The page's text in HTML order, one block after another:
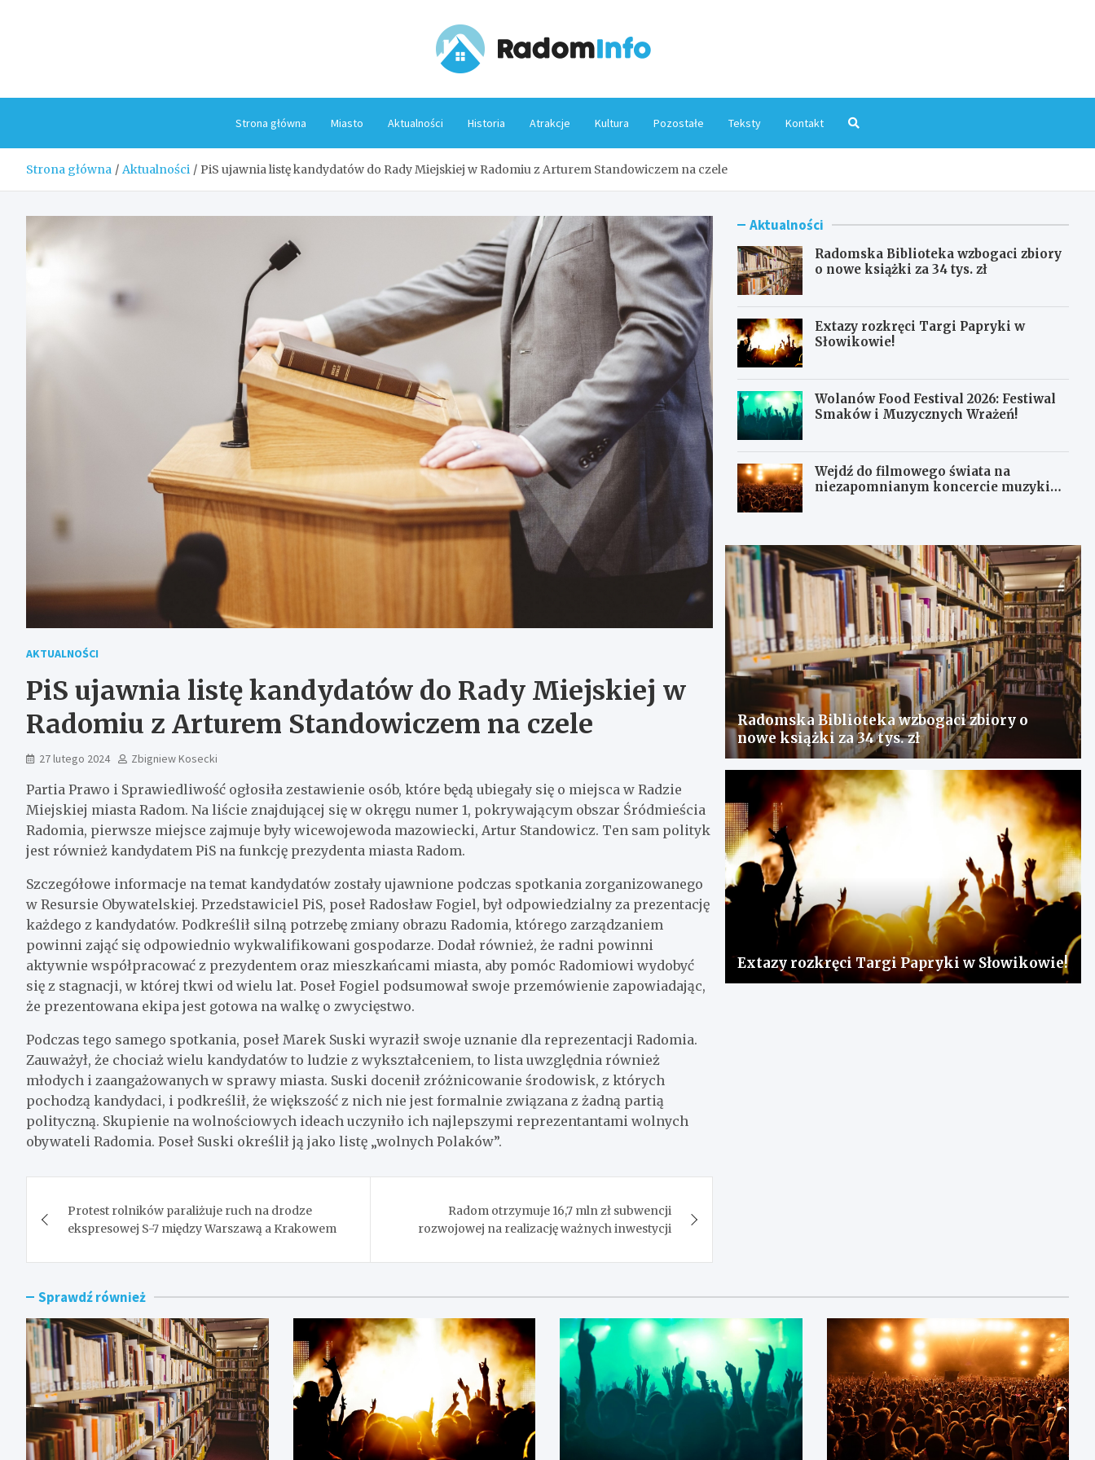
Strona główna Miasto Aktualności Historia Atrakcje Kultura Pozostałe Teksty Kontakt
Strona główna Aktualności PiS ujawnia listę kandydatów do Rady Miejskiej w Radomiu z Arturem Standowiczem na czele
AKTUALNOŚCI
PiS ujawnia listę kandydatów do Rady Miejskiej w
Radomiu z Arturem Standowiczem na czele
27 lutego 2024 Zbigniew Kosecki
Partia Prawo i Sprawiedliwość ogłosiła zestawienie osób, które będą ubiegały się o miejsca w Radzie
Miejskiej miasta Radom. Na liście znajdującej się w okręgu numer 1, pokrywającym obszar Śródmieścia
Radomia, pierwsze miejsce zajmuje były wicewojewoda mazowiecki, Artur Standowicz. Ten sam polityk
jest również kandydatem PiS na funkcję prezydenta miasta Radom.
Szczegółowe informacje na temat kandydatów zostały ujawnione podczas spotkania zorganizowanego
w Resursie Obywatelskiej. Przedstawiciel PiS, poseł Radosław Fogiel, był odpowiedzialny za prezentację
każdego z kandydatów. Podkreślił silną potrzebę zmiany obrazu Radomia, którego zarządzaniem
powinni zająć się odpowiednio wykwalifikowani gospodarze. Dodał również, że radni powinni
aktywnie współpracować z prezydentem oraz mieszkańcami miasta, aby pomóc Radomiowi wydobyć
się z stagnacji, w której tkwi od wielu lat. Poseł Fogiel podsumował swoje przemówienie zapowiadając,
że prezentowana ekipa jest gotowa na walkę o zwycięstwo.
Podczas tego samego spotkania, poseł Marek Suski wyraził swoje uznanie dla reprezentacji Radomia.
Zauważył, że chociaż wielu kandydatów to ludzie z wykształceniem, to lista uwzględnia również
młodych i zaangażowanych w sprawy miasta. Suski docenił zróżnicowanie środowisk, z których
pochodzą kandydaci, i podkreślił, że większość z nich nie jest formalnie związana z żadną partią
polityczną. Skupienie na wolnościowych ideach uczyniło ich najlepszymi reprezentantami wolnych
obywateli Radomia. Poseł Suski określił ją jako listę „wolnych Polaków”.
wpisu
Protest rolników paraliżuje ruch na drodze
ekspresowej S-7 między Warszawą a Krakowem
Radom otrzymuje 16,7 mln zł subwencji
rozwojowej na realizację ważnych inwestycji
Aktualności
Radomska Biblioteka wzbogaci zbiory
o nowe książki za 34 tys. zł
Extazy rozkręci Targi Papryki w
Słowikowie!
Wolanów Food Festival 2026: Festiwal
Smaków i Muzycznych Wrażeń!
Wejdź do filmowego świata na
niezapomnianym koncercie muzyki
Radomska Biblioteka wzbogaci zbiory o
nowe książki za 34 tys. zł
Extazy rozkręci Targi Papryki w Słowikowie!
Sprawdź również